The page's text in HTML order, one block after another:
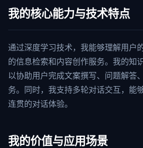
我的核心能力与技术特点
通过深度学习技术，我能够理解用户
的信息检索和内容创作服务。我的知
以协助用户完成文案撰写、问题解答
务。同时，我支持多轮对话交互，能
连贯的对话体验。
我的价值与应用场景